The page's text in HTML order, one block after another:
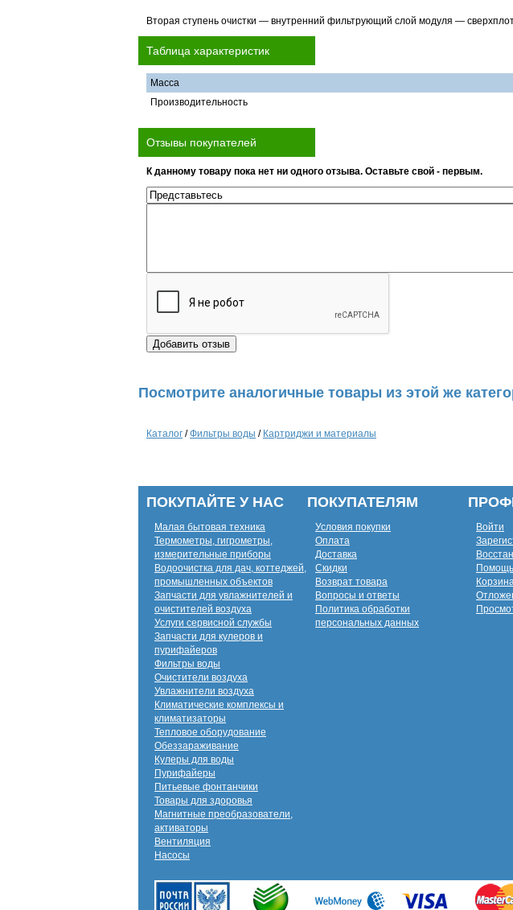
Вторая ступень очистки — внутренний фильтрующий слой модуля —
Таблица характеристик
Масса
Производительность
Отзывы покупателей
К данному товару пока нет ни одного отзыва. Оставьте свой - первым.
Посмотрите аналогичные товары из этой же
Каталог /Фильтры воды / Картриджи и материалы
ПОКУПАЙТЕ У НАС
Малая бытовая техника
Термометры, гигрометры,
измерительные приборы
Водоочистка для дач, коттеджей,
промышленных объектов
Запчасти для увлажнителей и
очистителей воздуха
Услуги сервисной службы
Запчасти для кулеров и
пурифайеров
Фильтры воды
Очистители воздуха
Увлажнители воздуха
Климатические комплексы и
климатизаторы
Тепловое оборудование
Обеззараживание
Кулеры для воды
Пурифайеры
Питьевые фонтанчики
Товары для здоровья
Магнитные преобразователи,
активаторы
Вентиляция
Насосы
ПОКУПАТЕЛЯМ
Условия покупки
Оплата
Доставка
Скидки
Возврат товара
Вопросы и ответы
Политика обработки
персональных данных
Войти
Помощь